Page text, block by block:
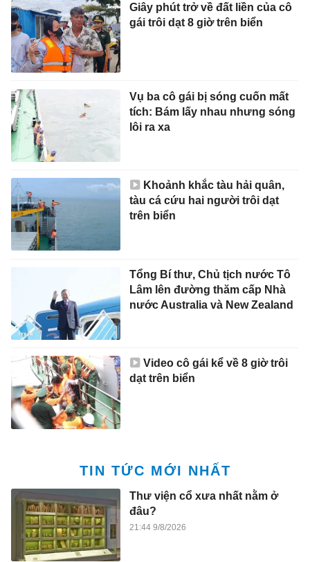
Giây phút trở về đất liền của cô
gái trôi dạt 8 giờ trên biển
Vụ ba cô gái bị sóng cuốn mất
tích: Bám lấy nhau nhưng sóng
lôi ra xa
Khoảnh khắc tàu hải quân,
tàu cá cứu hai người trôi dạt
trên biển
Tổng Bí thư, Chủ tịch nước Tô
Lâm lên đường thăm cấp Nhà
nước Australia và New Zealand
Video cô gái kể về 8 giờ trôi
dạt trên biển
TIN TỨC MỚI NHẤT
Thư viện cổ xưa nhất nằm ở
đâu?
21:44 9/8/2026